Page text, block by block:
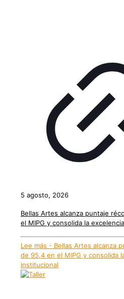
5 agosto, 2026
Bellas Artes alcanza puntaje
el MIPG y consolida la
Lee más - Bellas Artes alcanza
de 95,4 en el MIPG y consolida
institucional